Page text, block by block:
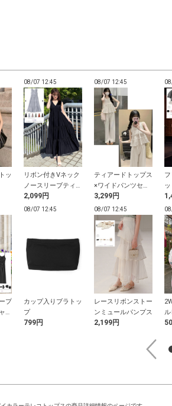
ッ
08/07 12:45
リボン付きVネック
ノースリーブティア
ードワンピース
2,099円
08/07 12:45
ティアードトップス
×ワイドパンツセッ
トアップ
3,299円
プ
ミ
08/07 12:45
カップ入りブラトッ
プ
799円
08/07 12:45
レースリボンストー
ンミュールパンプス
2,199円